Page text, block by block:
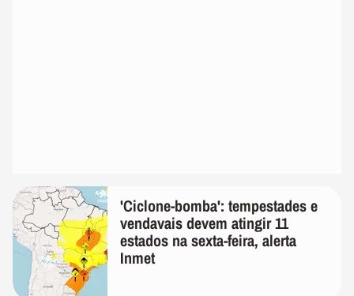
'Ciclone-bomba': tempestades e
vendavais devem atingir 11
estados na sexta-feira, alerta
Inmet